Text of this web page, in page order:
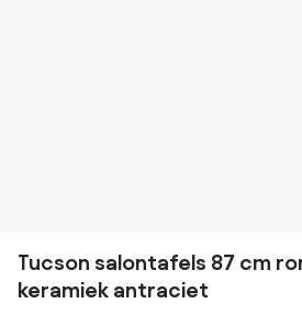
Tucson salontafels 87 cm
keramiek antraciet